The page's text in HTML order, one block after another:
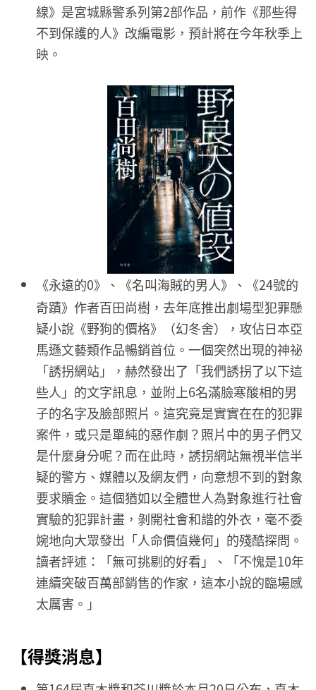
線》是宮城縣警系列第2部作品，前作《那些得
不到保護的人》改編電影，預計將在今年秋季上
映。
《永遠的0》、《名叫海賊的男人》、《24號的
奇蹟》作者百田尚樹，去年底推出劇場型犯罪懸
疑小說《野狗的價格》（幻冬舍），攻佔日本亞
馬遜文藝類作品暢銷首位。一個突然出現的神祕
「誘拐網站」，赫然發出了「我們誘拐了以下這
些人」的文字訊息，並附上6名滿臉寒酸相的男
子的名字及臉部照片。這究竟是實實在在的犯罪
案件，或只是單純的惡作劇？照片中的男子們又
是什麼身分呢？而在此時，誘拐網站無視半信半
疑的警方、媒體以及網友們，向意想不到的對象
要求贖金。這個猶如以全體世人為對象進行社會
實驗的犯罪計畫，剝開社會和諧的外衣，毫不委
婉地向大眾發出「人命價值幾何」的殘酷探問。
讀者評述：「無可挑剔的好看」、「不愧是10年
連續突破百萬部銷售的作家，這本小說的臨場感
太厲害。」
【得獎消息】